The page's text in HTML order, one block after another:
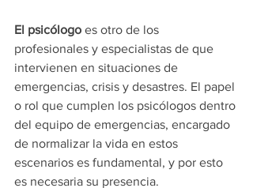
El psicólogo es otro de los
profesionales y especialistas de que
intervienen en situaciones de
emergencias, crisis y desastres. El papel
o rol que cumplen los psicólogos dentro
del equipo de emergencias, encargado
de normalizar la vida en estos
escenarios es fundamental, y por esto
es necesaria su presencia.